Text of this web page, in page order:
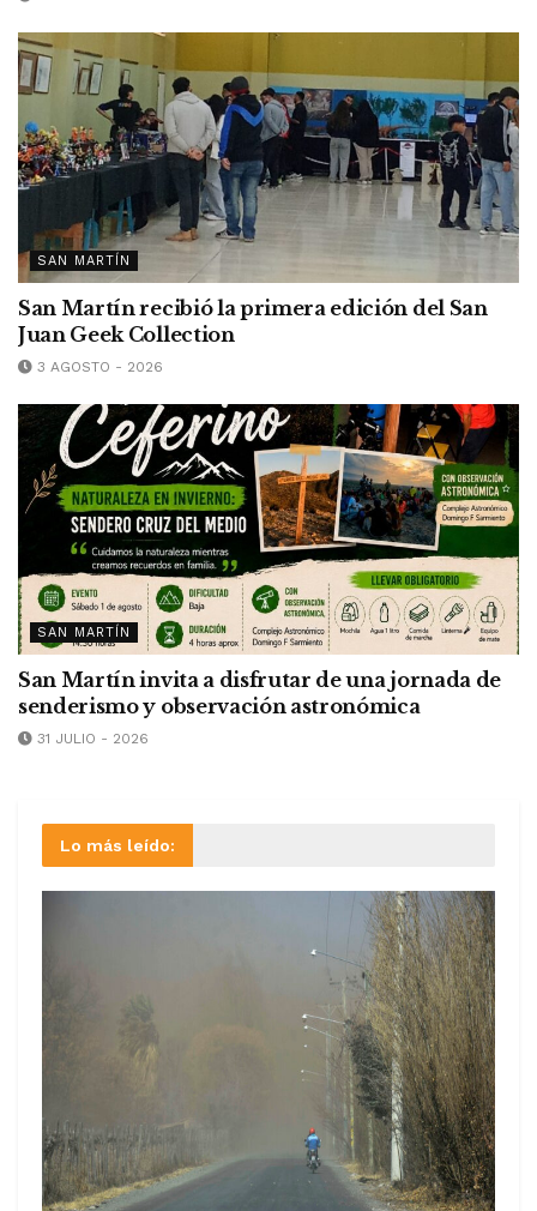
SAN MARTÍN
San Martín recibió la primera edición del San
Juan Geek Collection
3 AGOSTO - 2026
SAN MARTÍN
San Martín invita a disfrutar de una jornada de
senderismo y observación astronómica
31 JULIO - 2026
Lo más leído: